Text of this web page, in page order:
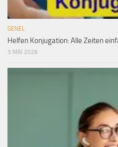
GENEL
Helfen Konjugation: Alle Zeiten
3 MAI 2026